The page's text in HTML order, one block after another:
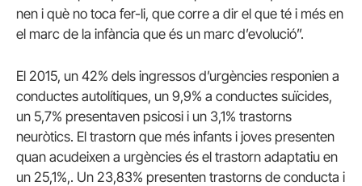
nen i què no toca fer-li, que corre a dir el que té i més en
el marc de la infància que és un marc d’evolució”.
El 2015, un 42% dels ingressos d’urgències responien a
conductes autolítiques, un 9,9% a conductes suïcides,
un 5,7% presentaven psicosi i un 3,1% trastorns
neuròtics. El trastorn que més infants i joves presenten
quan acudeixen a urgències és el trastorn adaptatiu en
un 25,1%,. Un 23,83% presenten trastorns de conducta i